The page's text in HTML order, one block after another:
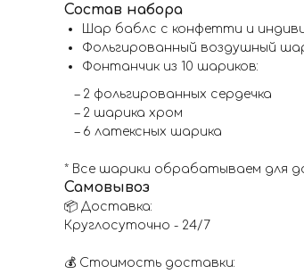
Состав набора
Шар баблс с конфетти и
Фольгированный воздушный
Фонтанчик из 10 шариков:
– 2 фольгированных сердечка
– 2 шарика хром
– 6 латексных шарика
* Все шарики обрабатываем для
Самовывоз
📦 Доставка:
Круглосуточно - 24/7
💰 Стоимость доставки: